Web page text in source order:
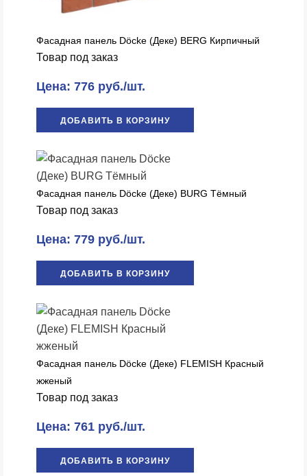
Фасадная панель Döcke (Деке) BERG Кирпичный
Товар под заказ
Цена: 776 руб./шт.
ДОБАВИТЬ В КОРЗИНУ
Фасадная панель Döcke (Деке) BURG Тёмный
Товар под заказ
Цена: 779 руб./шт.
ДОБАВИТЬ В КОРЗИНУ
Фасадная панель Döcke (Деке) FLEMISH Красный
жженый
Товар под заказ
Цена: 761 руб./шт.
ДОБАВИТЬ В КОРЗИНУ